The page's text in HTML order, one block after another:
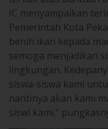
Pemerintah Kota
benih ikan kepada
semoga menjadikan
lingkungan.
siswa-siswa kami
nantinya akan kami
siswi kami.”